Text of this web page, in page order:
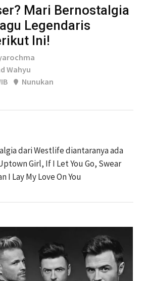
Mari Bernostalgia
Legendaris
Ini!
Wahyu
Nunukan
dari Westlife diantaranya ada
Girl, If I Let You Go, Swear
I Lay My Love On You